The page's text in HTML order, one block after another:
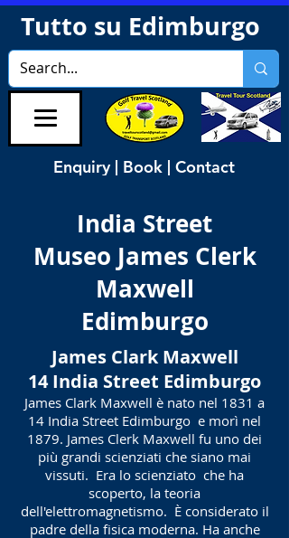
Tutto su Edimburgo
Enquiry | Book | Contact
India Street
Museo James Clerk
Maxwell
Edimburgo
James Clark Maxwell
14 India Street Edimburgo
James Clark Maxwell è nato nel 1831 a
14 India Street Edimburgo e morì nel
1879. James Clerk Maxwell fu uno dei
più grandi scienziati che siano mai
vissuti. Era lo scienziato che ha
scoperto, la teoria
dell'elettromagnetismo. È considerato il
padre della fisica moderna. Ha anche